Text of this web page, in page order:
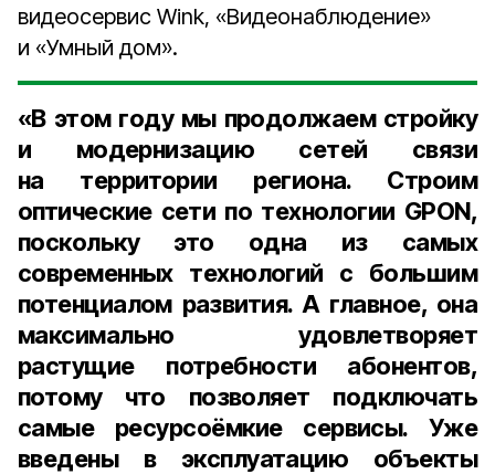
видеосервис Wink, «Видеонаблюдение»
и «Умный дом».
«В этом году мы продолжаем стройку
и модернизацию сетей связи
на территории региона. Строим
оптические сети по технологии GPON,
поскольку это одна из самых
современных технологий с большим
потенциалом развития. А главное, она
максимально удовлетворяет
растущие потребности абонентов,
потому что позволяет подключать
самые ресурсоёмкие сервисы. Уже
введены в эксплуатацию объекты